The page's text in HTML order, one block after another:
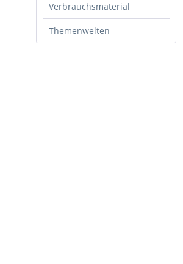
Verbrauchsmaterial
Themenwelten